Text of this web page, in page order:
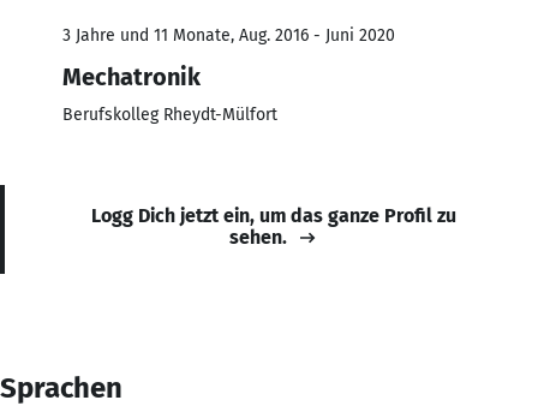
3 Jahre und 11 Monate, Aug. 2016 - Juni 2020
Mechatronik
Berufskolleg Rheydt-Mülfort
Logg Dich jetzt ein, um das ganze Profil zu
sehen.
Sprachen